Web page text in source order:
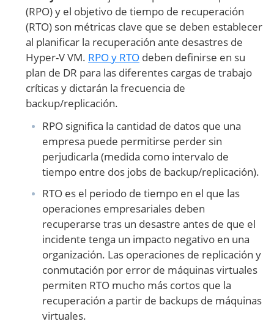
(RPO) y el objetivo de tiempo de recuperación
(RTO) son métricas clave que se deben establecer
al planificar la recuperación ante desastres de
Hyper-V VM. RPO y RTO deben definirse en su
plan de DR para las diferentes cargas de trabajo
críticas y dictarán la frecuencia de
backup/replicación.
RPO significa la cantidad de datos que una
empresa puede permitirse perder sin
perjudicarla (medida como intervalo de
tiempo entre dos jobs de backup/replicación).
RTO es el periodo de tiempo en el que las
operaciones empresariales deben
recuperarse tras un desastre antes de que el
incidente tenga un impacto negativo en una
organización. Las operaciones de replicación y
conmutación por error de máquinas virtuales
permiten RTO mucho más cortos que la
recuperación a partir de backups de máquinas
virtuales.